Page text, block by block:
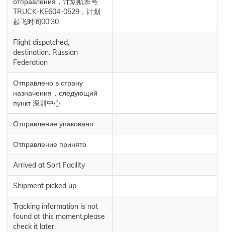
TRUCK-KE604-0529，计划
起飞时间00:30
Flight dispatched,
destination: Russian
Federation
Отправлено в страну
назначения，следующий
пункт 深圳中心
Отправление упаковано
Отправление принято
Arrived at Sort Facillty
Shipment picked up
Tracking information is not
found at this moment,please
check it later.